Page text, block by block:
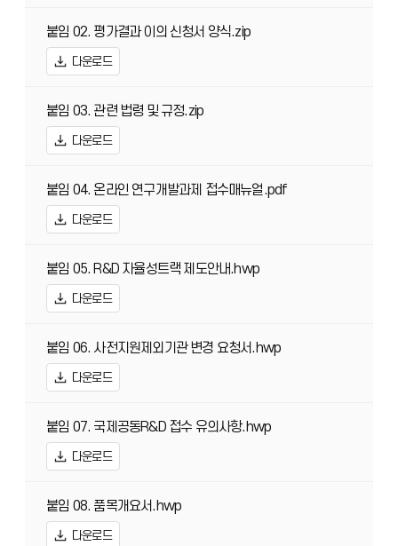
붙임 02. 평가결과 이의 신청서 양식.zip
다운로드
붙임 03. 관련 법령 및 규정.zip
다운로드
붙임 04. 온라인 연구개발과제 접수매뉴얼.pdf
다운로드
붙임 05. R&D 자율성트랙 제도안내.hwp
다운로드
붙임 06. 사전지원제외기관 변경 요청서.hwp
다운로드
붙임 07. 국제공동R&D 접수 유의사항.hwp
다운로드
붙임 08. 품목개요서.hwp
다운로드